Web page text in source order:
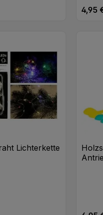
Wert
4,95
Lichterkette